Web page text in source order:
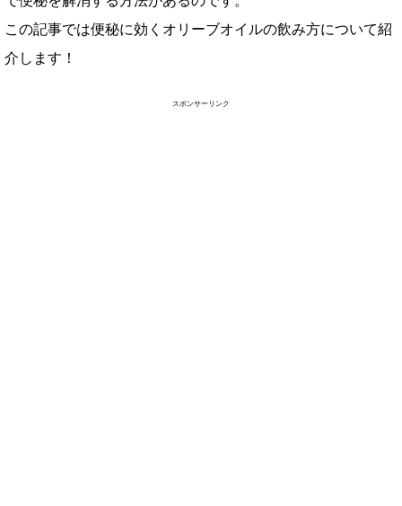
この記事では便秘に効くオリーブオイルの飲み方について紹
介します！
スポンサーリンク